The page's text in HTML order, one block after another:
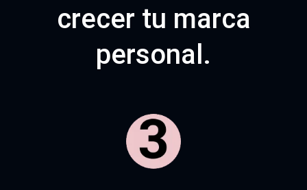
crecer tu marca
personal.